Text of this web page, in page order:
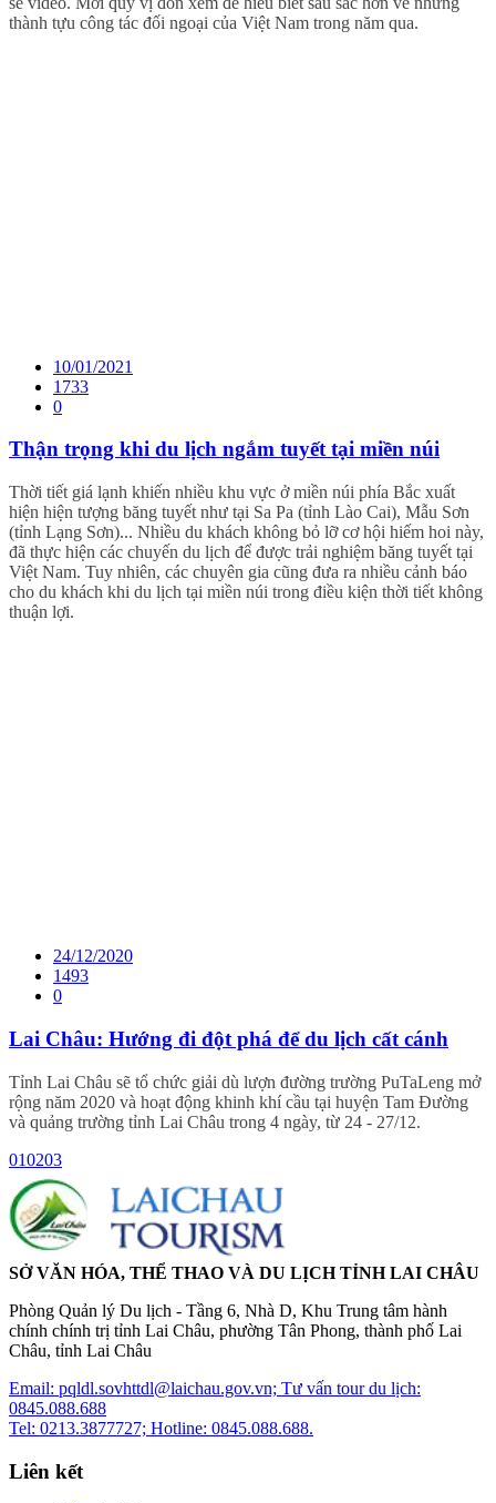
thành tựu công tác đối ngoại của Việt Nam trong năm qua.
10/01/2021
1733
0
Thận trọng khi du lịch ngắm tuyết tại miền núi
Thời tiết giá lạnh khiến nhiều khu vực ở miền núi phía Bắc xuất
hiện hiện tượng băng tuyết như tại Sa Pa (tỉnh Lào Cai), Mẫu Sơn
(tỉnh Lạng Sơn)... Nhiều du khách không bỏ lỡ cơ hội hiếm hoi này,
đã thực hiện các chuyến du lịch để được trải nghiệm băng tuyết tại
Việt Nam. Tuy nhiên, các chuyên gia cũng đưa ra nhiều cảnh báo
cho du khách khi du lịch tại miền núi trong điều kiện thời tiết không
thuận lợi.
24/12/2020
1493
0
Lai Châu: Hướng đi đột phá để du lịch cất cánh
Tỉnh Lai Châu sẽ tổ chức giải dù lượn đường trường PuTaLeng mở
rộng năm 2020 và hoạt động khinh khí cầu tại huyện Tam Đường
và quảng trường tỉnh Lai Châu trong 4 ngày, từ 24 - 27/12.
010203
SỞ VĂN HÓA, THỂ THAO VÀ DU LỊCH TỈNH LAI CHÂU
Phòng Quản lý Du lịch - Tầng 6, Nhà D, Khu Trung tâm hành
chính chính trị tỉnh Lai Châu, phường Tân Phong, thành phố Lai
Châu, tỉnh Lai Châu
Email: pqldl.sovhttdl@laichau.gov.vn; Tư vấn tour du lịch:
0845.088.688
Tel: 0213.3877727; Hotline: 0845.088.688.
Liên kết